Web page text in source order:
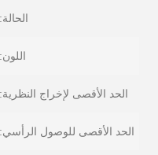
الحالة:
اللون:
الحد الأقصى لإخراج النظرية:
الحد الأقصى للوصول الرأسي: